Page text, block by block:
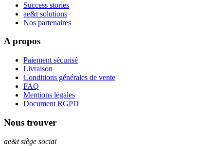
Success stories
ae&t solutions
Nos partenaires
A propos
Paiement sécurisé
Livraison
Conditions générales de vente
FAQ
Mentions légales
Document RGPD
Nous trouver
ae&tsiège social